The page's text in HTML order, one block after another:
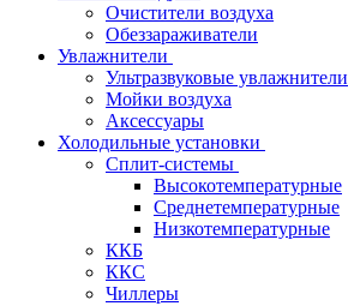
Очистители воздуха
Обеззараживатели
Увлажнители
Ультразвуковые увлажнители
Мойки воздуха
Аксессуары
Холодильные установки
Сплит-системы
Высокотемпературные
Среднетемпературные
Низкотемпературные
ККБ
ККС
Чиллеры